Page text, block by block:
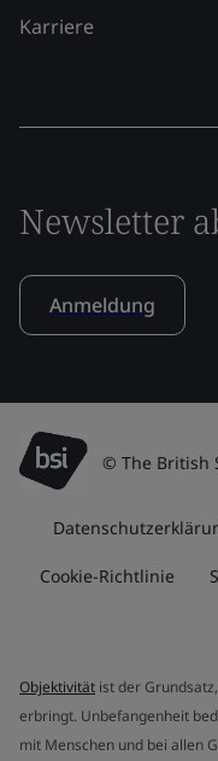
Karriere
Newsletter
Anmeldung
© The British
Cookie-Richtlinie
Objektivität ist der
erbringt. Unbefangenheit
mit Menschen und bei allen